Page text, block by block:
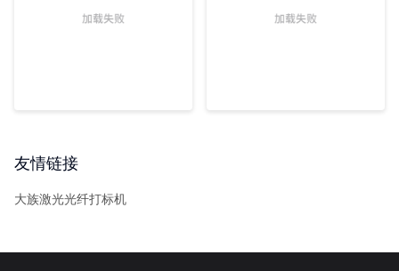
友情链接
大族激光光纤打标机